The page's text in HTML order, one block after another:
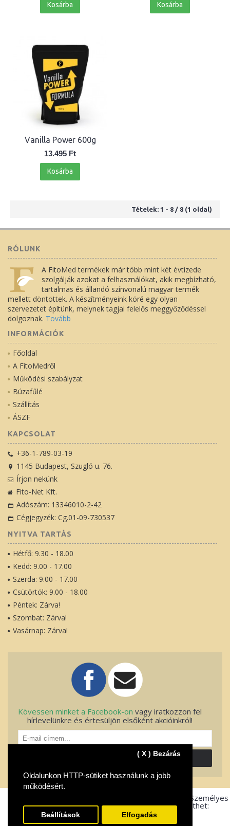
Oldalunkon HTTP-sütiket használunk a jobb
működésért.
( X ) Bezárás
Beállítások Elfogadás
Kosárba Kosárba
Vanilla Power 600g
13.495 Ft
Kosárba
Tételek: 1 - 8 / 8 (1 oldal)
RÓLUNK
A FitoMed termékek már több mint két évtizede
szolgálják azokat a felhasználókat, akik megbízható,
tartalmas és állandó színvonalú magyar termék
mellett döntöttek. A készítményeink köré egy olyan
szervezetet építünk, melynek tagjai felelős meggyőződéssel
dolgoznak. Tovább
INFORMÁCIÓK
Főoldal
A FitoMedről
Működési szabályzat
Búzafűlé
Szállítás
ÁSZF
KAPCSOLAT
+36-1-789-03-19
1145 Budapest, Szugló u. 76.
Írjon nekünk
Fito-Net Kft.
Adószám: 13346010-2-42
Cégjegyzék: Cg.01-09-730537
NYITVA TARTÁS
Hétfő: 9.30 - 18.00
Kedd: 9.00 - 17.00
Szerda: 9.00 - 17.00
Csütörtök: 9.00 - 18.00
Péntek: Zárva!
Szombat: Zárva!
Vasárnap: Zárva!
Kövessen minket a Facebook-on vagy iratkozzon fel
hírlevelünkre és értesüljön elsőként akcióinkról!
FELIRATKOZOK!
© Fito-Net Kft. 2004-2025. Minden jog fenntartva. Személyes
átvétel esetén, az alábbi bankkártyákkal is fizethet: